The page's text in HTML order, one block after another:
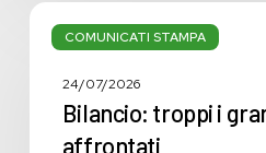
COMUNICATI STAMPA
Bilancio:
troppi
grandi24/07/2026
Bilancio: troppi i
affrontati